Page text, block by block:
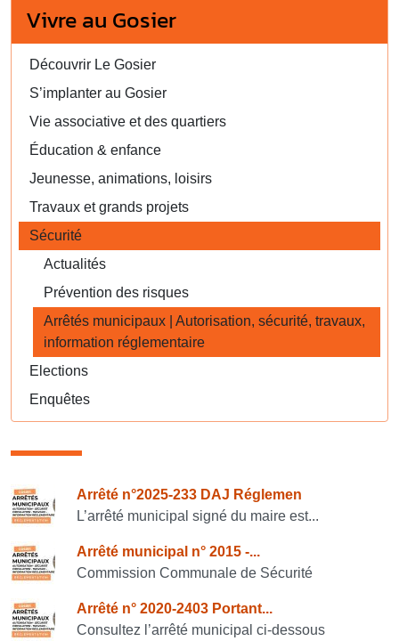
Vivre au Gosier
Découvrir Le Gosier
S’implanter au Gosier
Vie associative et des quartiers
Éducation & enfance
Jeunesse, animations, loisirs
Travaux et grands projets
Sécurité
Actualités
Prévention des risques
Arrêtés municipaux | Autorisation, sécurité, travaux,
information réglementaire
Elections
Enquêtes
Consulter également
Arrêté n°2025-233 DAJ Réglemen
L’arrêté municipal signé du maire est...
Arrêté municipal n° 2015 -...
Commission Communale de Sécurité
Arrêté n° 2020-2403 Portant...
Consultez l’arrêté municipal ci-dessous